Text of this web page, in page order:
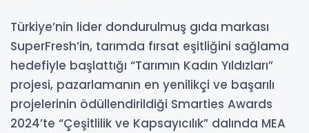
Türkiye’nin lider dondurulmuş gıda markası
SuperFresh’in, tarımda fırsat eşitliğini sağlama
hedefiyle başlattığı “Tarımın Kadın Yıldızları”
projesi, pazarlamanın en yenilikçi ve başarılı
projelerinin ödüllendirildiği Smarties Awards
2024’te “Çeşitlilik ve Kapsayıcılık” dalında MEA